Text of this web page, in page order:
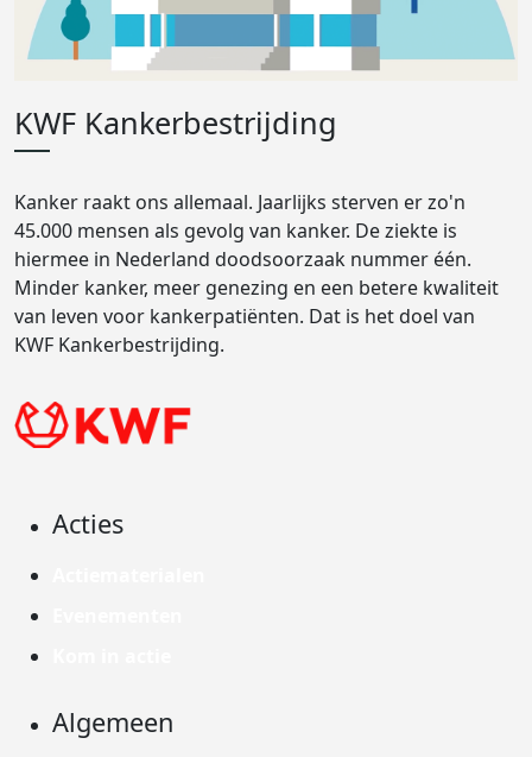
KWF Kankerbestrijding
Kanker raakt ons allemaal. Jaarlijks sterven er zo'n
45.000 mensen als gevolg van kanker. De ziekte is
hiermee in Nederland doodsoorzaak nummer één.
Minder kanker, meer genezing en een betere kwaliteit
van leven voor kankerpatiënten. Dat is het doel van
KWF Kankerbestrijding.
Acties
Algemeen